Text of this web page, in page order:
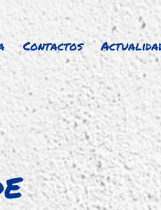
Contactos